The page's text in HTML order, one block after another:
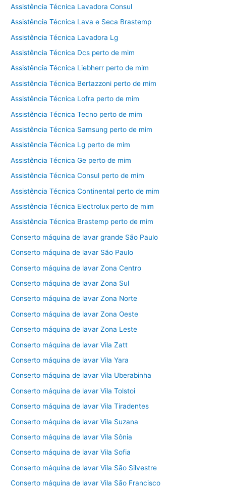
Assistência Técnica Lavadora Consul
Assistência Técnica Lava e Seca Brastemp
Assistência Técnica Lavadora Lg
Assistência Técnica Dcs perto de mim
Assistência Técnica Liebherr perto de mim
Assistência Técnica Bertazzoni perto de mim
Assistência Técnica Lofra perto de mim
Assistência Técnica Tecno perto de mim
Assistência Técnica Samsung perto de mim
Assistência Técnica Lg perto de mim
Assistência Técnica Ge perto de mim
Assistência Técnica Consul perto de mim
Assistência Técnica Continental perto de mim
Assistência Técnica Electrolux perto de mim
Assistência Técnica Brastemp perto de mim
Conserto máquina de lavar grande São Paulo
Conserto máquina de lavar São Paulo
Conserto máquina de lavar Zona Centro
Conserto máquina de lavar Zona Sul
Conserto máquina de lavar Zona Norte
Conserto máquina de lavar Zona Oeste
Conserto máquina de lavar Zona Leste
Conserto máquina de lavar Vila Zatt
Conserto máquina de lavar Vila Yara
Conserto máquina de lavar Vila Uberabinha
Conserto máquina de lavar Vila Tolstoi
Conserto máquina de lavar Vila Tiradentes
Conserto máquina de lavar Vila Suzana
Conserto máquina de lavar Vila Sônia
Conserto máquina de lavar Vila Sofia
Conserto máquina de lavar Vila São Silvestre
Conserto máquina de lavar Vila São Francisco